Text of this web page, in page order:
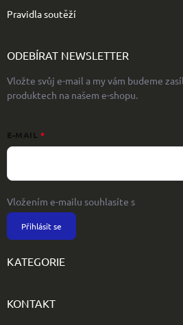
Pravidla soutěží
ODEBÍRAT NEWSLETTER
Vložte svůj e-mail a my vám budeme
produktech na našem e-shopu.
E-MAIL
Vložením e-mailu souhlasíte s
Přihlásit se
KATEGORIE
KONTAKT